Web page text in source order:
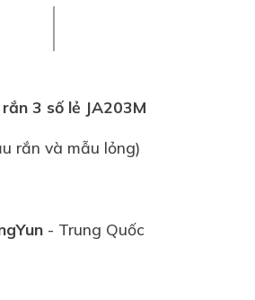
3 số lẻ JA203M
rắn và mẫu lỏng)
- Trung Quốc